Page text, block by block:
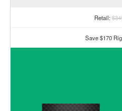
Retail:
Save $170